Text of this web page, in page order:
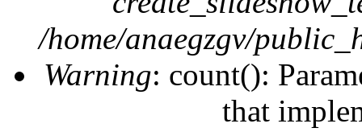
/home/anaegzgv/
Warning: count():
that